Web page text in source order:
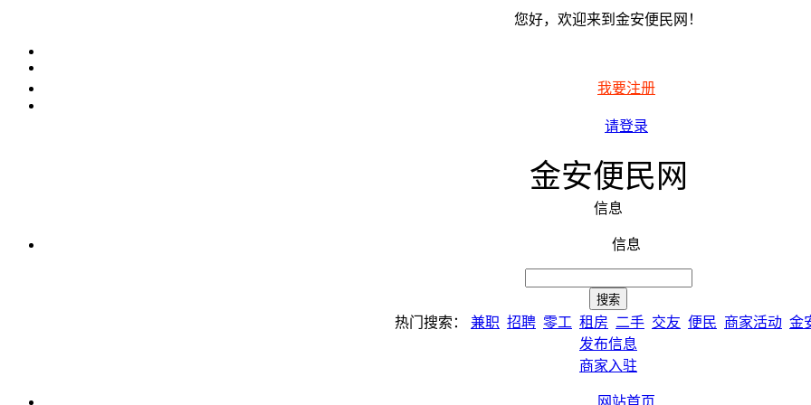
您好，欢迎来到金安便民网！
我要注册
请登录
金安便民网
信息
信息
热门搜索： 兼职 招聘 零工 租房 二手 交友 便民 商家活动 金
发布信息
商家入驻
网站首页